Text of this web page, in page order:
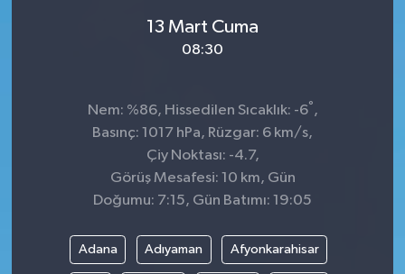
13 Mart Cuma
08:30
Nem: %86, Hissedilen Sıcaklık: -6° ,
Basınç: 1017 hPa, Rüzgar: 6 km/s,
Çiy Noktası: -4.7,
Görüş Mesafesi: 10 km, Gün
Doğumu: 7:15, Gün Batımı: 19:05
Adana Adıyaman Afyonkarahisar